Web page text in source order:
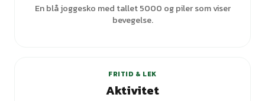
En blå joggesko med tallet 5000 og piler som viser
bevegelse.
FRITID & LEK
Aktivitet